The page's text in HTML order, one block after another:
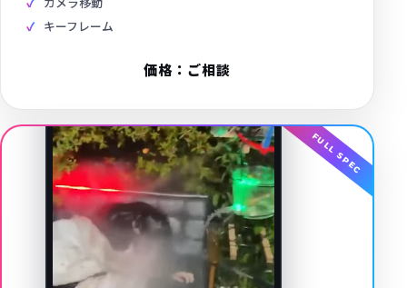
キーフレーム
価格：ご相談
FULL SPEC
SMARTPHONE + PC
プレミアム
現実が、動き出す。